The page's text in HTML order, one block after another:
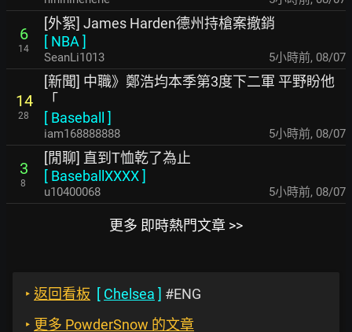
6
14
[外絮] James Harden德州持槍案撤銷
[ NBA ]
SeanLi1013 5小時前, 08/07
14
28
[新聞] 中職》鄭浩均本季第3度下二軍 平野盼他
「
[ Baseball ]
iam168888888 5小時前, 08/07
3
8
[閒聊] 直到T恤乾了為止
[ BaseballXXXX]
u10400068 5小時前, 08/07
更多 即時熱門文章 >>
‣ 返回看板 [ Chelsea ] #ENG
‣ 更多 PowderSnow 的文章